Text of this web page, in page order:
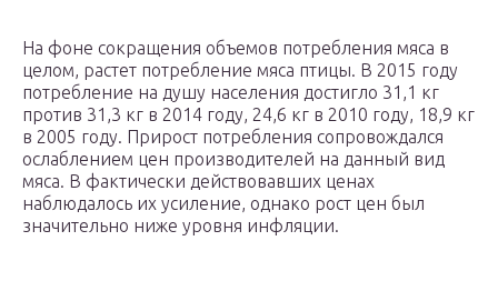
На фоне сокращения объемов потребления мяса в
целом, растет потребление мяса птицы. В 2015 году
потребление на душу населения достигло 31,1 кг
против 31,3 кг в 2014 году, 24,6 кг в 2010 году, 18,9 кг
в 2005 году. Прирост потребления сопровождался
ослаблением цен производителей на данный вид
мяса. В фактически действовавших ценах
наблюдалось их усиление, однако рост цен был
значительно ниже уровня инфляции.